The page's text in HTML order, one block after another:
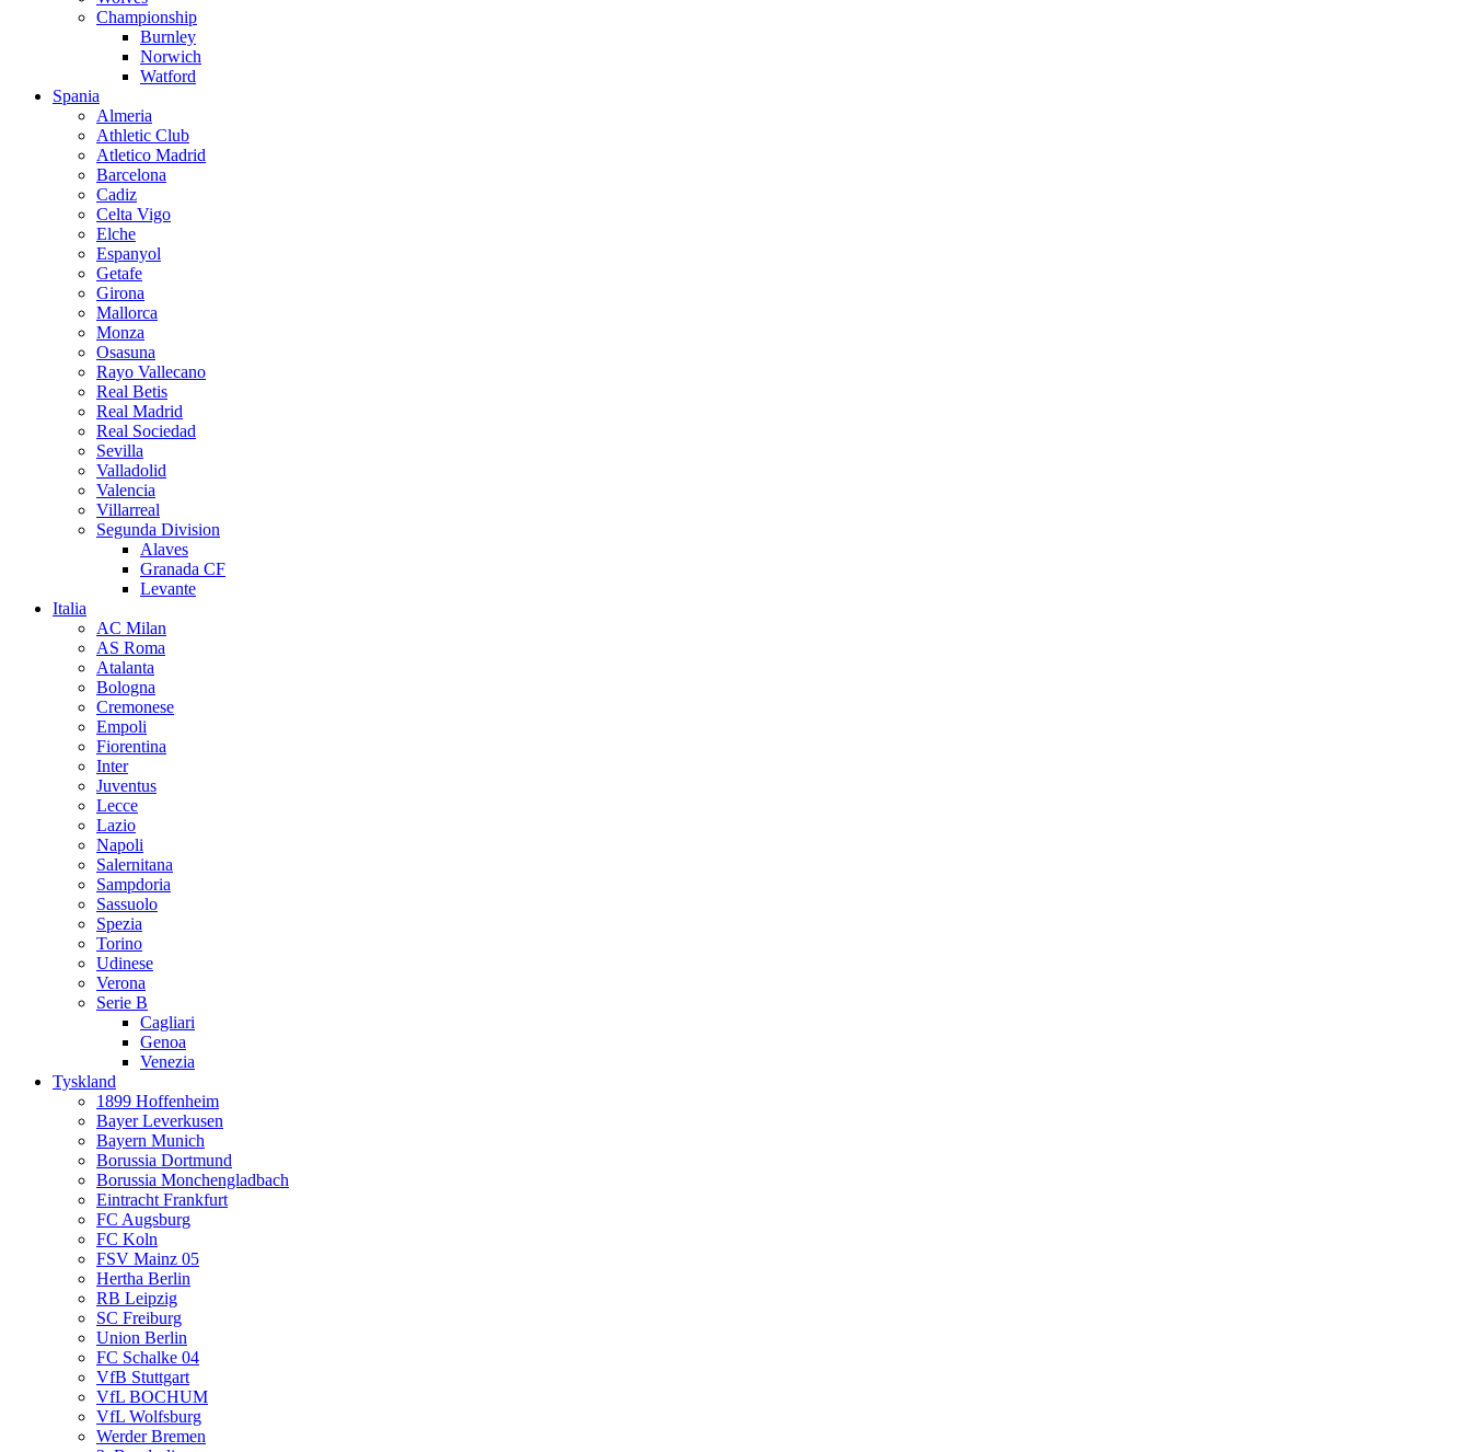
Championship
Burnley
Norwich
Watford
Spania
Almeria
Athletic Club
Atletico Madrid
Barcelona
Cadiz
Celta Vigo
Elche
Espanyol
Getafe
Girona
Mallorca
Monza
Osasuna
Rayo Vallecano
Real Betis
Real Madrid
Real Sociedad
Sevilla
Valladolid
Valencia
Villarreal
Segunda Division
Alaves
Granada CF
Levante
Italia
AC Milan
AS Roma
Atalanta
Bologna
Cremonese
Empoli
Fiorentina
Inter
Juventus
Lecce
Lazio
Napoli
Salernitana
Sampdoria
Sassuolo
Spezia
Torino
Udinese
Verona
Serie B
Cagliari
Genoa
Venezia
Tyskland
1899 Hoffenheim
Bayer Leverkusen
Bayern Munich
Borussia Dortmund
Borussia Monchengladbach
Eintracht Frankfurt
FC Augsburg
FC Koln
FSV Mainz 05
Hertha Berlin
RB Leipzig
SC Freiburg
Union Berlin
FC Schalke 04
VfB Stuttgart
VfL BOCHUM
VfL Wolfsburg
Werder Bremen